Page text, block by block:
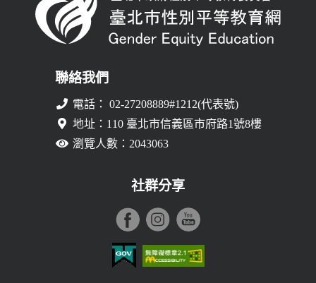
聯絡我們
電話： 02-27208889#1212(代表號)
地址：110 臺北市信義區市府路1號8樓
瀏覽人數：2043063
社群分享